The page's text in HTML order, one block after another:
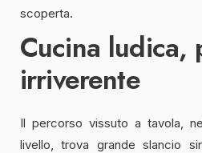
scoperta.
Cucina ludica,
irriverente
Il percorso vissuto a tavola,
livello, trova grande slancio